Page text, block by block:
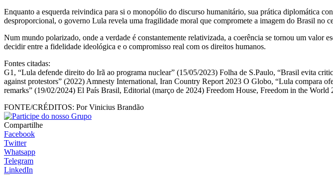
Enquanto a esquerda reivindica para si o monopólio do discurso humanitário, sua prática diplomática
desproporcional, o governo Lula revela uma fragilidade moral que compromete a imagem do Brasil no
Num mundo polarizado, onde a verdade é constantemente relativizada, a coerência se tornou um valor
decidir entre a fidelidade ideológica e o compromisso real com os direitos humanos.
Fontes citadas:
G1, “Lula defende direito do Irã ao programa nuclear” (15/05/2023) Folha de S.Paulo, “Brasil evita
against protestors” (2022) Amnesty International, Iran Country Report 2023 O Globo, “Lula compara
remarks” (19/02/2024) El País Brasil, Editorial (março de 2024) Freedom House, Freedom in the
FONTE/CRÉDITOS: Por Vinicius Brandão
Compartilhe
Facebook
Twitter
Whatsapp
Telegram
LinkedIn